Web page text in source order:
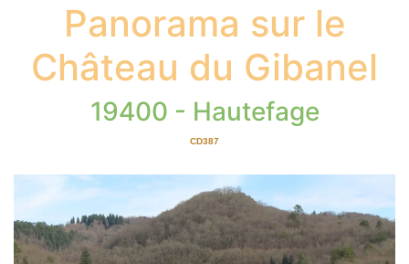
Panorama sur le
Château du Gibanel
19400 - Hautefage
CD387